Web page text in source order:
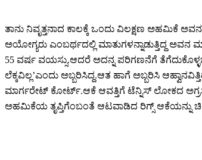
ತಾನು ನಿವೃತ್ತನಾದ ಕಾಲಕ್ಕೆ ಒಂದು ವಿಲಕ್ಷಣ ಅಹಮಿಕೆ
ಅಯೋಗ್ಯರು ಎಂಬರ್ಥದಲ್ಲಿ ಮಾತುಗಳನ್ನಾಡುತ್ತಿದ್ದ ಅವನ
55 ವರ್ಷ ವಯಸ್ಸು.ಆದರೆ ಅದನ್ನ ಪರಿಗಣನೆಗೆ
ಲೆಕ್ಕವಿಲ್ಲ’ಎಂದು ಅಬ್ಬರಿಸಿದ್ದ.ಆತ ಹಾಗೆ ಅಬ್ಬರಿಸಿ
ಮಾರ್ಗರೇಟ್ ಕೋರ್ಟ್.ಆಕೆ ಆವತ್ತಿಗೆ ಟೆನ್ನಿಸ್ ಲೋಕದ
ಅಹಮಿಕೆಯ ತೃಪ್ತಿಗೆಂಬಂತೆ ಆಟವಾಡಿದ ರಿಗ್ಸ್ ಆಕೆಯನ್ನು